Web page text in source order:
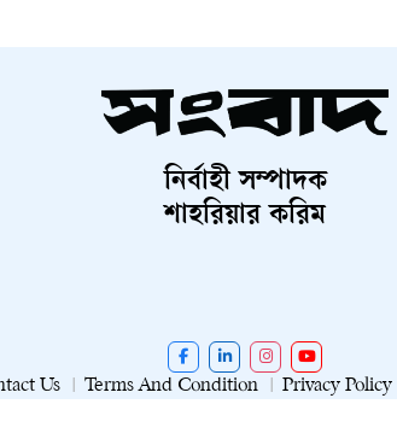
নির্বাহী সম্পাদক
শাহরিয়ার করিম
Us Terms And Condition Privacy Policy